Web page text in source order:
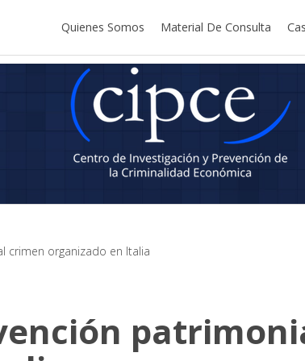
Quienes Somos Material De Consulta
crimen organizado en Italia